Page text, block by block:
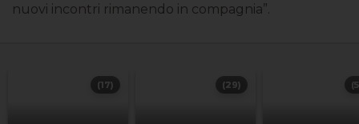
nuovi incontri rimanendo in compagnia”.
(17) (29)